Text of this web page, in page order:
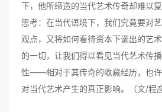
下，他所缔造的当代艺术传奇却难以
思考：在当代语境下，我们究竟要对
观点，又将如何看待资本下诞出的艺
的一切，让我们得以看见当代艺术传
性——相对于其传奇的收藏经历，也许
对当代艺术产生的真正影响。（文/程